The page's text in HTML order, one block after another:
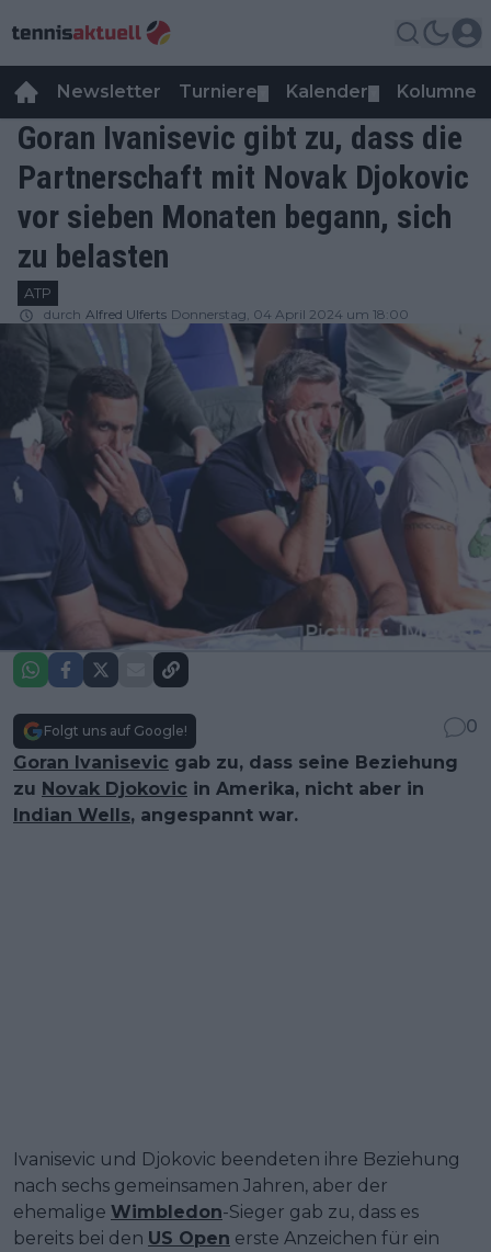
Newsletter Turniere Kalender Kolumnen
Goran Ivanisevic gibt zu, dass die
Partnerschaft mit Novak Djokovic
vor sieben Monaten begann, sich
zu belasten
ATP
durch Alfred Ulferts Donnerstag, 04 April 2024 um 18:00
Folgt uns auf Google!
0
Goran Ivanisevic gab zu, dass seine Beziehung
zu Novak Djokovic in Amerika, nicht aber in
Indian Wells, angespannt war.
Ivanisevic und Djokovic beendeten ihre Beziehung
nach sechs gemeinsamen Jahren, aber der
ehemalige Wimbledon-Sieger gab zu, dass es
bereits bei den US Open erste Anzeichen für ein